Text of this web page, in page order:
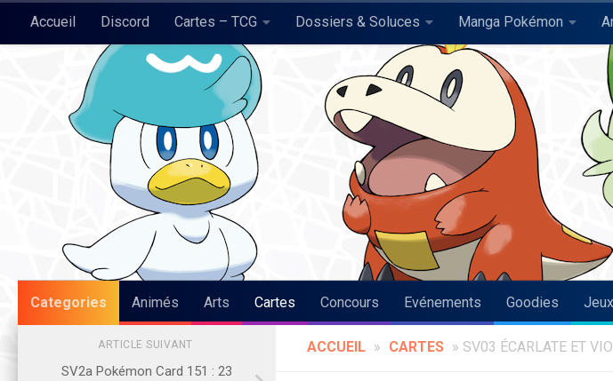
Skip to content
Accueil Discord Cartes – TCG Dossiers & Soluces Manga Pokémon
Pokégraph
Categories Animés Arts Cartes Concours Evénements Goodies Jeux
ACCUEIL » CARTES » SV03 ÉCARLATE ET
ARTICLE SUIVANT
SV2a Pokémon Card 151 : 23